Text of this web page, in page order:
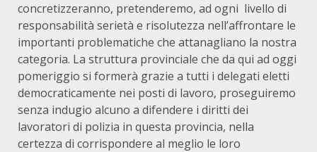
concretizzeranno, pretenderemo, ad ogni livello di
responsabilità serietà e risolutezza nell’affrontare le
importanti problematiche che attanagliano la nostra
categoria. La struttura provinciale che da qui ad oggi
pomeriggio si formerà grazie a tutti i delegati eletti
democraticamente nei posti di lavoro, proseguiremo
senza indugio alcuno a difendere i diritti dei
lavoratori di polizia in questa provincia, nella
certezza di corrispondere al meglio le loro